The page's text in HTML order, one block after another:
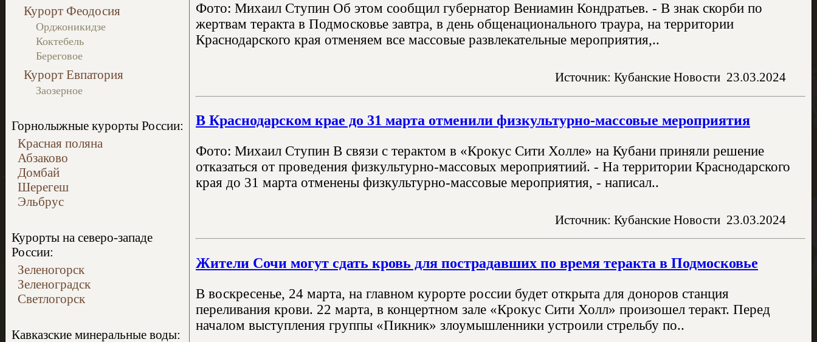
Курорт Феодосия
Орджоникидзе
Коктебель
Береговое
Курорт Евпатория
Заозерное
Горнолыжные курорты России:
Красная поляна
Абзаково
Домбай
Шерегеш
Эльбрус
Курорты на северо-западе
России:
Зеленогорск
Зеленоградск
Светлогорск
Кавказские минеральные воды:
Фото: Михаил Ступин Об этом сообщил губернатор Вениамин Кондратьев. - В знак скорби по
жертвам теракта в Подмосковье завтра, в день общенационального траура, на территории
Краснодарского края отменяем все массовые развлекательные мероприятия,..
Источник: Кубанские Новости 23.03.2024
В Краснодарском крае до 31 марта отменили физкультурно-массовые мероприятия
Фото: Михаил Ступин В связи с терактом в «Крокус Сити Холле» на Кубани приняли решение
отказаться от проведения физкультурно-массовых мероприятиий. - На территории Краснодарского
края до 31 марта отменены физкультурно-массовые мероприятия, - написал..
Источник: Кубанские Новости 23.03.2024
Жители Сочи могут сдать кровь для пострадавших по время теракта в Подмосковье
В воскресенье, 24 марта, на главном курорте россии будет открыта для доноров станция
переливания крови. 22 марта, в концертном зале «Крокус Сити Холл» произошел теракт. Перед
началом выступления группы «Пикник» злоумышленники устроили стрельбу по..